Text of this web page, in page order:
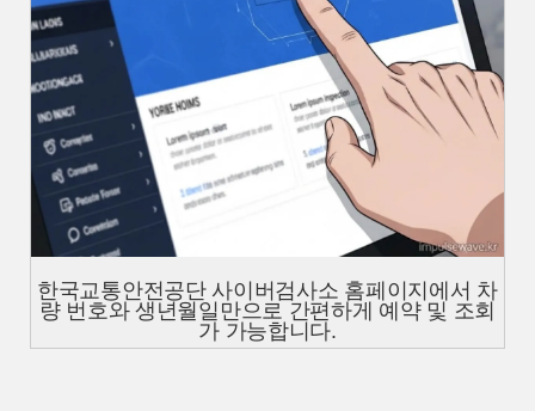
한국교통안전공단 사이버검사소 홈페이지에서 차
량 번호와 생년월일만으로 간편하게 예약 및 조회
가 가능합니다.